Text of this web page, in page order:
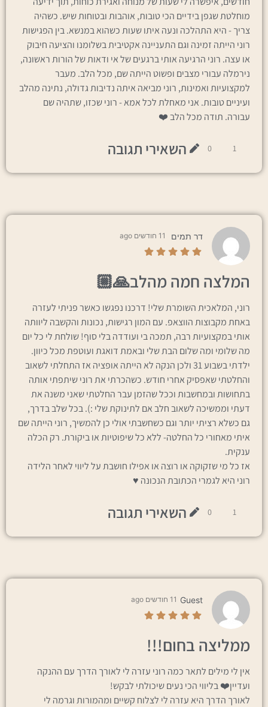
מוחלטת שגפן בידיים הכי טובות, אוהבות ובטוחות שיש. כשהיה
צריך - היא התהלכה ונעה איתו שעות כשהוא במנשא. בין הפגישות
רוני הייתה זמינה וגם התעניינה אקטיבית בשלומנו והציעה חיבוק
או עצה. רוני הרגיעה אותי ברגעים של אי ודאות של הורות ראשונה,
נירמלה עבורי מצבים ופשוט הייתה שם, מכל הלב. מעבר
למקצועיות ואמינות, רוני מביאה איתה נדיבות גדולה, נתינה מהלב
ועיניים טובות. אני מאחלת לכל אמא - רוני שכזו, שתהיה שם
עבורה. תודה מכל הלב ❤️
1
0 השאירי תגובה
דר תמים 11 חודשים ago
המלצה חמה מהלב🙏🏼
רוני, המלאכית השומרת שלי! דרכנו נפגשו כאשר פניתי לעזרה
באחת מקבוצות הווצאפ. עם המון רגישות, נכונות והקשבה ליוותה
אותי במקצועיות רבה, תמכה בי ועודדה בלי סוף! שולחת לי כל יום
מה שלומי ומה שלום הבת שלי ובאמת דואגת ועוטפת מכל כיוון.
ילדתי בשבוע 31 ולכן הנקה לא הייתה אופציה אז התחלתי לשאוב
והחלטתי שאפסיק אחרי חודש. כשהכרתי את רוני שיתפתי אותה
בתחושות ובמחשבות וככל שהזמן עבר החלטתי שאני משנה את
דעתי וממשיכה לשאוב חלב אם לתינוקת שלי :). בכל שלב בדרך,
גם כשלא רציתי יותר וגם כשחשבתי אולי כן להמשיך, רוני הייתה שם
איתי מאחורי כל החלטה- ללא כל שיפוטיות או ביקורת. רק הכלה
ענקית.
אז כל מי שזקוקה או רוצה או אפילו חושבת על ליווי לאחר הלידה
רוני היא לגמרי הכתובת הנכונה ♥️
1
0 השאירי תגובה
Guest 11 חודשים ago
ממליצה בחום!!!
אין לי מילים לתאר כמה רוני עזרה לי לאורך הדרך עם ההנקה
ועדיין❤️ בליווי הכי נעים שיכולתי לבקש!
לאורך הדרך היא עזרה לי לצלוח קשיים ומהמורות וגרמה לי